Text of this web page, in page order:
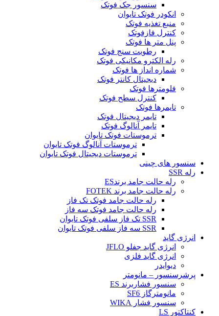
سنسور جک فوتک
انکودر فوتک تایوان
منبع تغذیه فوتک
کنترل فازفوتک
پنل متر ها فوتک
رطوبت سنج فوتک
رله الکترو مکانیکی فوتک
شماره انداز ها فوتک
دیجیتال کانتر فوتک
فلومترها فوتک
کنترل سطح فوتک
تایمرها فوتک
تایمر دیجیتال فوتک
تایمر آنالوگ فوتک
ترموستات فوتک تایوان
ترموستات آنالوگ فوتک تایوان
ترموستات دیجیتال فوتک تایوان
سنسور های چینی
رله SSR
رله حالت جامد برندES
رله حالت جامد برند FOTEK
رله حالت جامد فوتک تک فاز
رله حالت جامد فوتک سه فاز
SSR تک فاز سلفی فوتک تایوان
SSR سه فاز سلفی فوتک تایوان
انرژی گاید
انرژی گاید جفلو JFLO
انرژی گاید فلزی
دیوایدر
پرشرسنسور – مانومتر
سنسور فشاربرند ES
مانومترگاز SF6
سنسور فشار WIKA
کنتاکتور LS